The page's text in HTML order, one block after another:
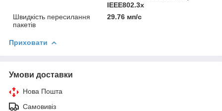
IEEE802.3x
Швидкість пересилання
пакетів
29.76 мп/с
Приховати
Умови доставки
Нова Пошта
Самовивіз